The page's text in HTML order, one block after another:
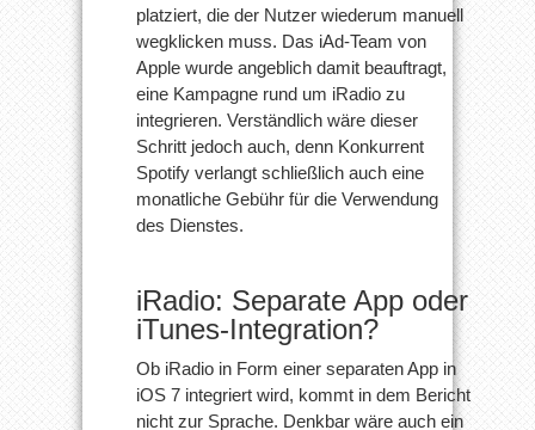
platziert, die der Nutzer wiederum manuell
wegklicken muss. Das iAd-Team von
Apple wurde angeblich damit beauftragt,
eine Kampagne rund um iRadio zu
integrieren. Verständlich wäre dieser
Schritt jedoch auch, denn Konkurrent
Spotify verlangt schließlich auch eine
monatliche Gebühr für die Verwendung
des Dienstes.
iRadio: Separate App oder
iTunes-Integration?
Ob iRadio in Form einer separaten App in
iOS 7 integriert wird, kommt in dem Bericht
nicht zur Sprache. Denkbar wäre auch ein